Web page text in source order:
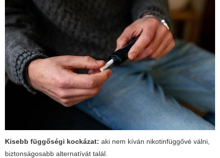
Kisebb függőségi kockázat: aki nem kíván nikotinfüggővé válni,
biztonságosabb alternatívát talál.